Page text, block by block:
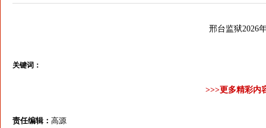
邢台监狱2026
关键词：
>>>更多精彩内
责任编辑： 高源